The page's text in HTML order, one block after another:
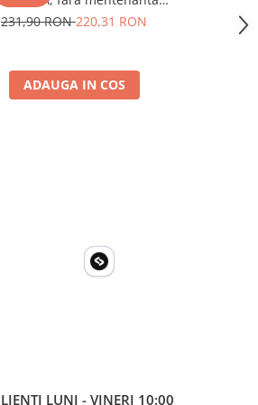
150x87x145 mm
231,90 RON220,31 RON
ADAUGA IN COS
LUNI - VINERI 10:00